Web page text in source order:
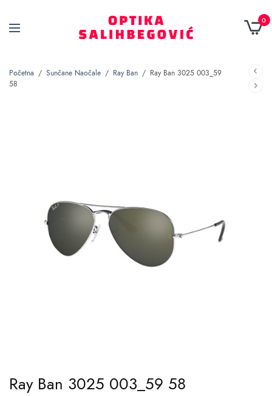
0
Početna / Sunčane Naočale / Ray Ban / Ray Ban 3025 003_59
58
Ray Ban 3025 003_59 58